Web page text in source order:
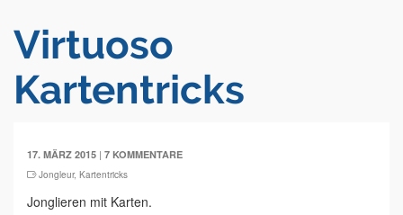
Virtuoso
Kartentricks
17. MÄRZ 2015 | 7 KOMMENTARE
Jongleur, Kartentricks
Jonglieren mit Karten.